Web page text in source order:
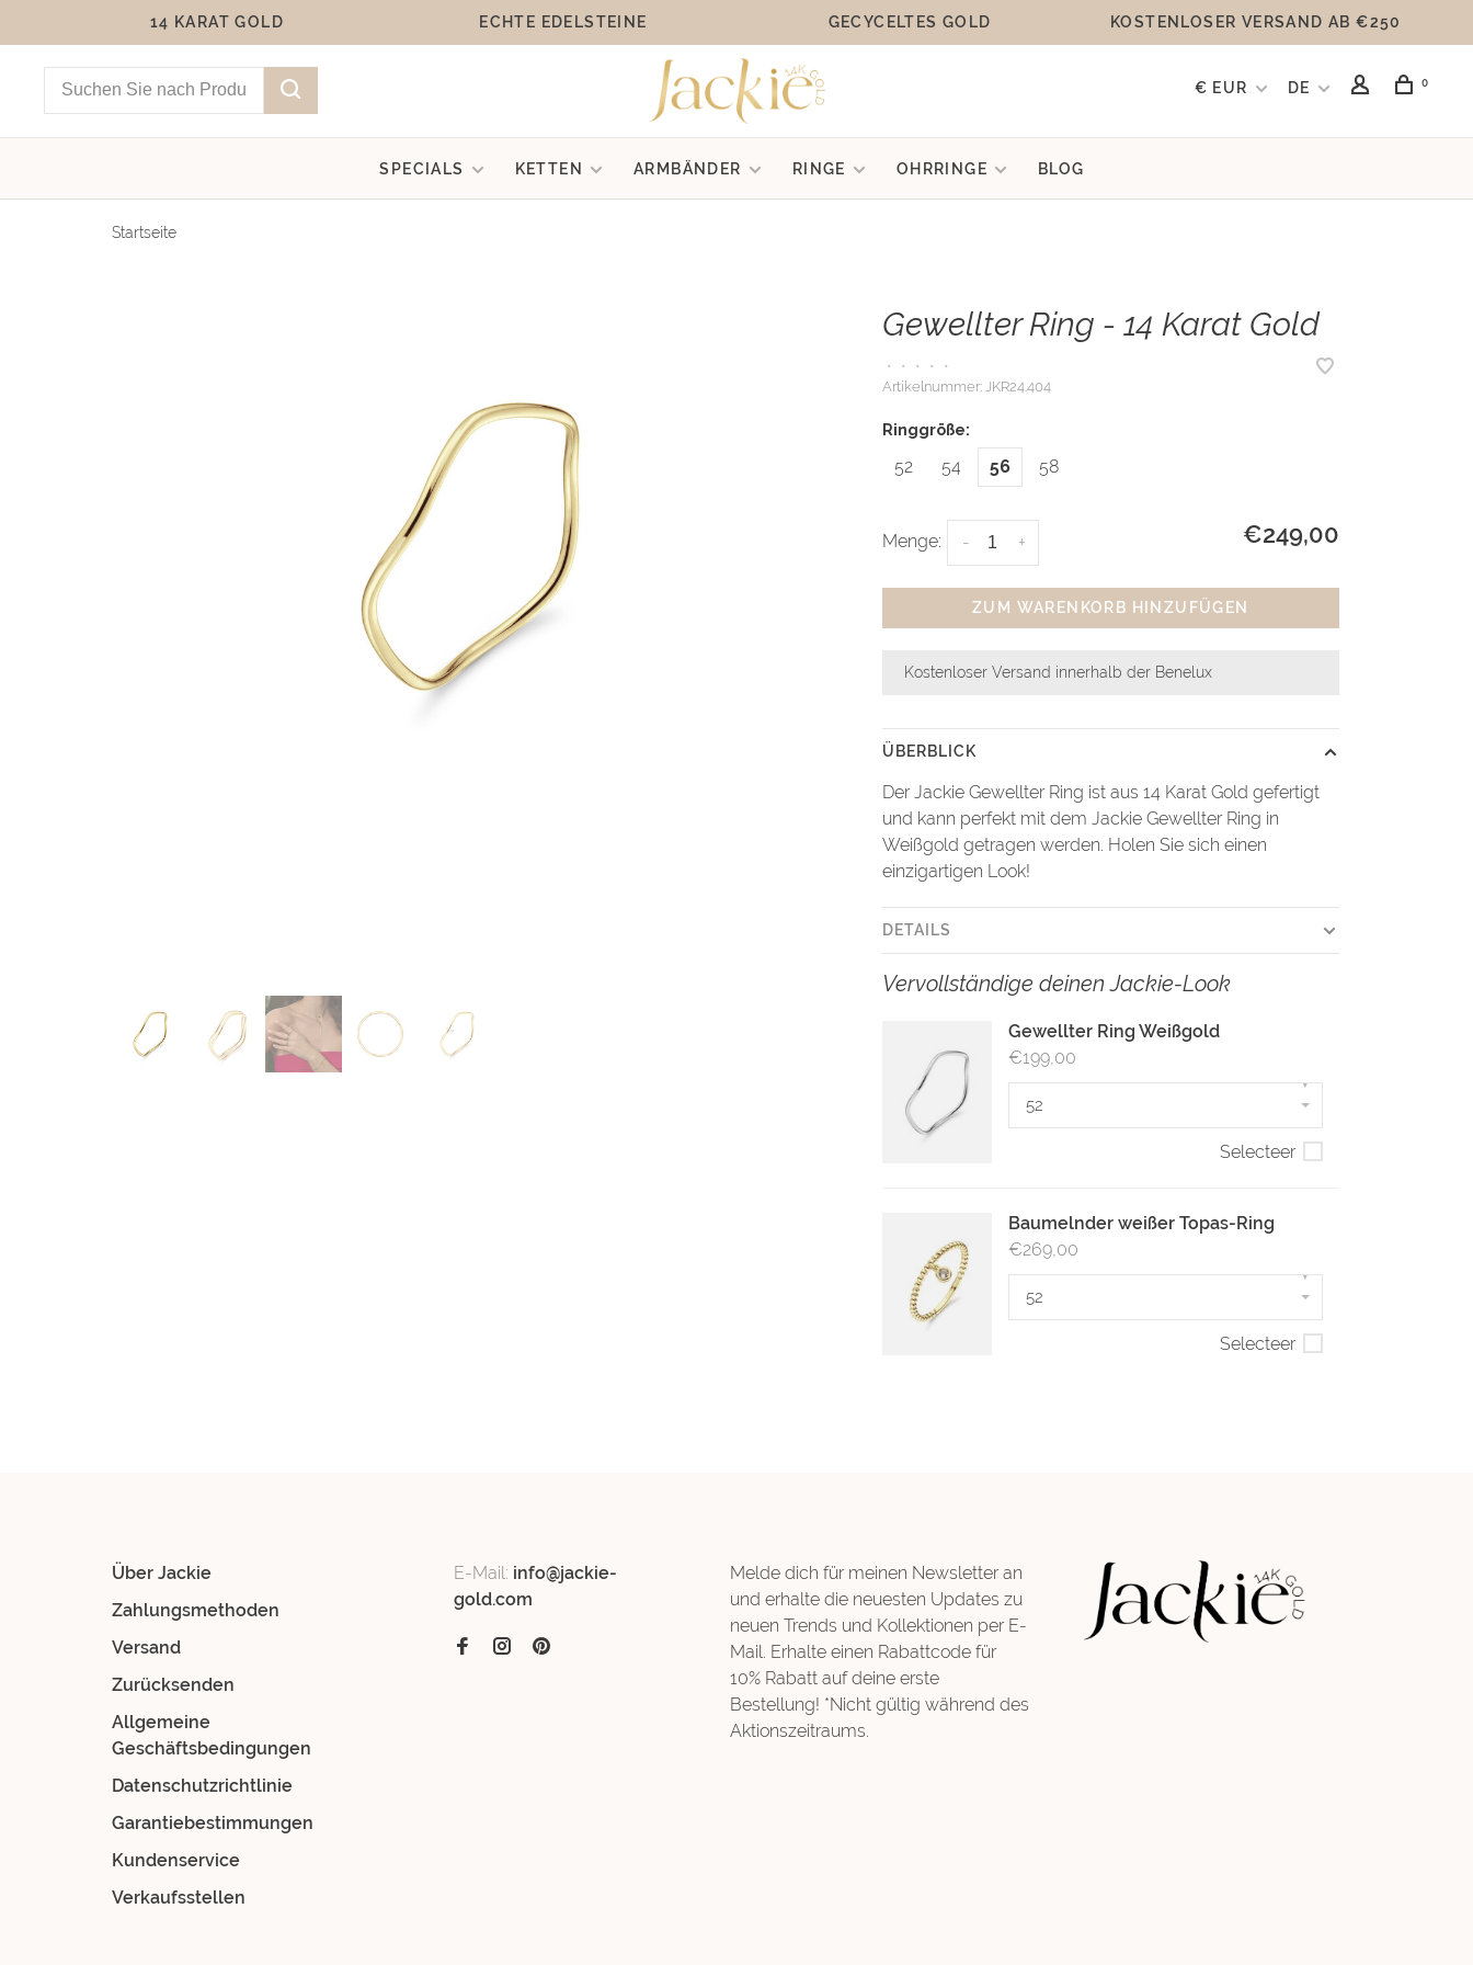
14 KARAT GOLD ECHTE EDELSTEINE GECYCELTES GOLD KOSTENLOSER VERSAND AB €250
€ EUR DE 0
SPECIALS KETTEN ARMBÄNDER RINGE OHRRINGE BLOG
Startseite
Gewellter Ring - 14 Karat Gold
• • • •
•
Artikelnummer:JKR24.404
Ringgröße:
52 54 56 58
Menge: +
- €249,00
ZUM WARENKORB HINZUFÜGEN
Kostenloser Versand innerhalb der Benelux
ÜBERBLICK
Der Jackie Gewellter Ring ist aus 14 Karat Gold gefertigt
und kann perfekt mit dem Jackie Gewellter Ring in
Weißgold getragen werden. Holen Sie sich einen
einzigartigen Look!
DETAILS
Vervollständige deinen Jackie-Look
Gewellter Ring Weißgold
€199,00
52
▾
Selecteer
Baumelnder weißer Topas-Ring
€269,00
52
▾
Selecteer
Über Jackie
Zahlungsmethoden
Versand
Zurücksenden
Allgemeine
Geschäftsbedingungen
Datenschutzrichtlinie
Garantiebestimmungen
Kundenservice
Verkaufsstellen
E-Mail: info@jackie-
gold.com
Melde dich für meinen Newsletter an
und erhalte die neuesten Updates zu
neuen Trends und Kollektionen per E-
Mail. Erhalte einen Rabattcode für
10% Rabatt auf deine erste
Bestellung! *Nicht gültig während des
Aktionszeitraums.